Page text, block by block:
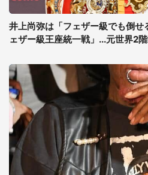
井上尚弥は「フェザー級でも倒せ
ェザー級王座統一戦」...元世界2